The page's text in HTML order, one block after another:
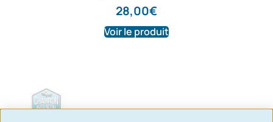
28,00€
Voir le produit